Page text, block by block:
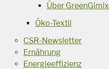
Über GreenGimix
Öko-Textil
CSR-Newsletter
Ernährung
Energieeffizienz